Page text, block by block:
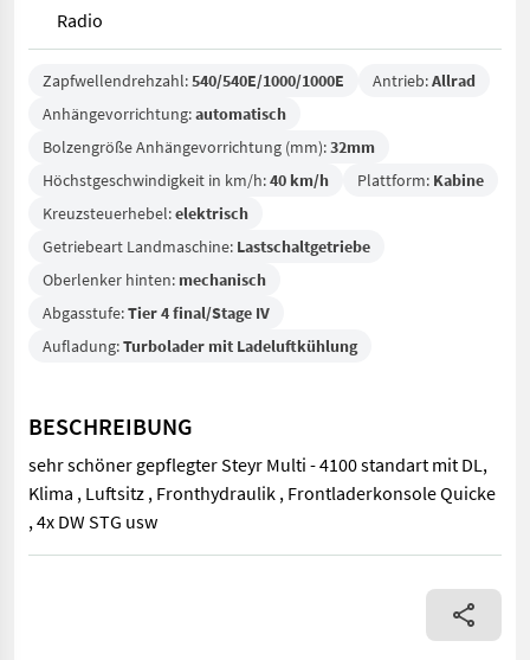
Radio
Zapfwellendrehzahl:540/540E/1000/1000E Antrieb:Allrad
Anhängevorrichtung:automatisch
Bolzengröße Anhängevorrichtung (mm):32mm
Höchstgeschwindigkeit in km/h:40 km/h Plattform: Kabine
Kreuzsteuerhebel:elektrisch
Getriebeart Landmaschine: Lastschaltgetriebe
Oberlenker hinten: mechanisch
Abgasstufe:Tier 4 final/Stage IV
Aufladung:Turbolader mit Ladeluftkühlung
BESCHREIBUNG
sehr schöner gepflegter Steyr Multi - 4100 standart mit DL,
Klima , Luftsitz , Fronthydraulik , Frontladerkonsole Quicke
, 4x DW STG usw
sehr schöner gepflegter Steyr Multi - 4100 standart mit DL,